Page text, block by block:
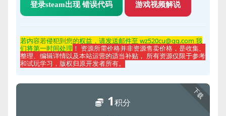
登录steam出现 错误代码 游戏视频解说
若内容若侵犯到您的权益，请发送邮件至 wz520cu@qq.com 我
们将第一时间处理 ！ 资源所需价格并非资源售卖价格，是收集、
整理、编辑详情以及本站运营的适当补贴， 所有资源仅限于参考
和试玩学习，版权归原开发者所有。
下载
1积分